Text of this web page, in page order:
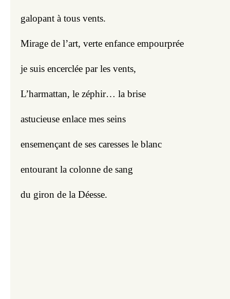
galopant à tous vents.
Mirage de l’art, verte enfance empourprée
je suis encerclée par les vents,
L’harmattan, le zéphir… la brise
astucieuse enlace mes seins
ensemençant de ses caresses le blanc
entourant la colonne de sang
du giron de la Déesse.